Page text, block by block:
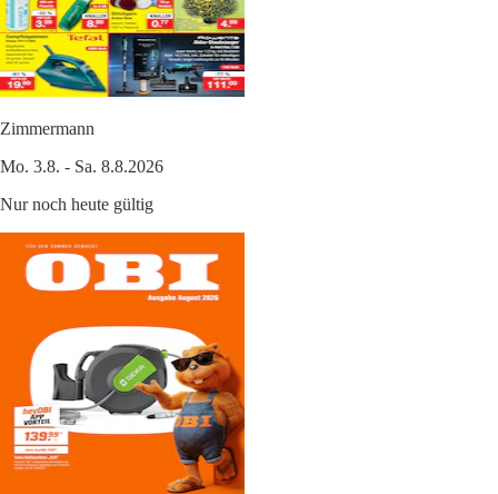
Zimmermann
Mo. 3.8. - Sa. 8.8.2026
Nur noch heute gültig